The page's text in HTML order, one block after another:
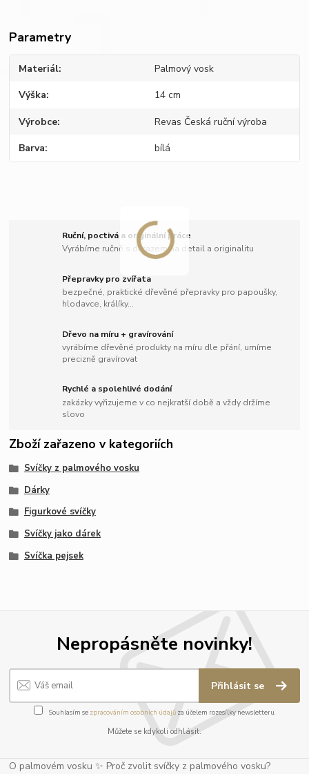
Parametry
Materiál Palmový vosk
Výška 14 cm
Výrobce Revas Česká ruční výroba
Barva bílá
Ruční, poctivá a originální práce
Vyrábíme ručně s důrazem na detail a originalitu
Přepravky pro zvířata
bezpečné, praktické dřevěné přepravky pro papoušky,
hlodavce, králíky...
Dřevo na míru + gravírování
vyrábíme dřevěné produkty na míru dle přání, umíme
precizně gravírovat
Rychlé a spolehlivé dodání
zakázky vyřizujeme v co nejkratší době a vždy držíme
slovo
Zboží zařazeno v kategoriích
Svíčky z palmového vosku
Dárky
Figurkové svíčky
Svíčky jako dárek
Svíčka pejsek
Nepropásněte novinky!
Přihlásit se
Souhlasím se zpracováním osobních údajůza účelem rozesílky newsletteru.
Můžete se kdykoli odhlásit.
O palmovém vosku ✨ Proč zvolit svíčky z palmového vosku?